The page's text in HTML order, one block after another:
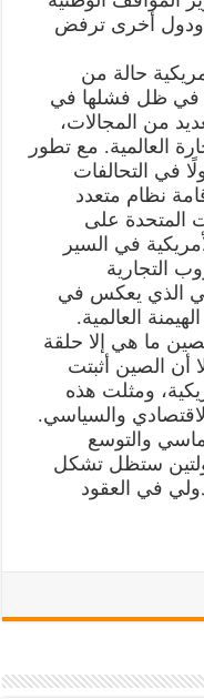
ودول أخرى ترفض
حالة من
في ظل فشلها في
من المجالات،
العالمية. مع تطور
في التحالفات
نظام متعدد
المتحدة على
في السير
التجارية
الذي يعكس في
العالمية.
ما هي إلا حلقة
أن الصين أثبتت
ومثلت هذه
والسياسي.
والتوسع
ستظل تشكل
في العقود